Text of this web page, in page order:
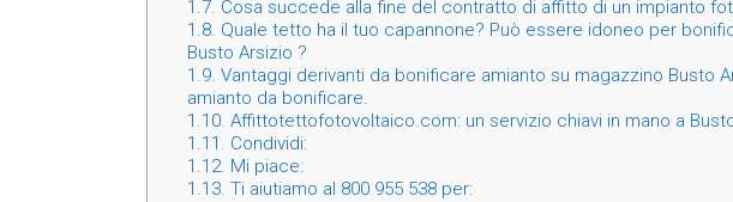
1.7. Cosa succede alla fine del contratto di affitto di un impianto
1.8. Quale tetto ha il tuo capannone? Può essere idoneo per
Busto Arsizio ?
1.9. Vantaggi derivanti da bonificare amianto su magazzino Busto
amianto da bonificare.
1.10. Affittotettofotovoltaico.com: un servizio chiavi in mano a
1.11. Condividi:
1.12. Mi piace:
1.13. Ti aiutiamo al 800 955 538 per: